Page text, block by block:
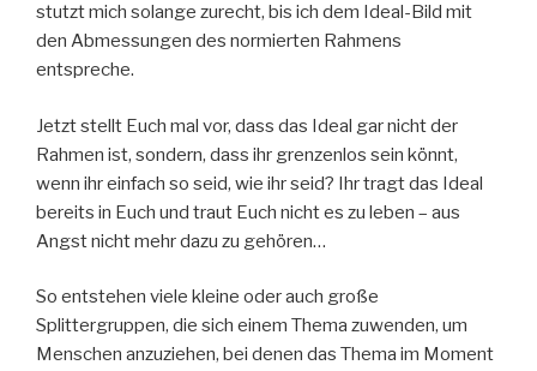
stutzt mich solange zurecht, bis ich dem Ideal-Bild mit
den Abmessungen des normierten Rahmens
entspreche.
Jetzt stellt Euch mal vor, dass das Ideal gar nicht der
Rahmen ist, sondern, dass ihr grenzenlos sein könnt,
wenn ihr einfach so seid, wie ihr seid? Ihr tragt das Ideal
bereits in Euch und traut Euch nicht es zu leben – aus
Angst nicht mehr dazu zu gehören…
So entstehen viele kleine oder auch große
Splittergruppen, die sich einem Thema zuwenden, um
Menschen anzuziehen, bei denen das Thema im Moment